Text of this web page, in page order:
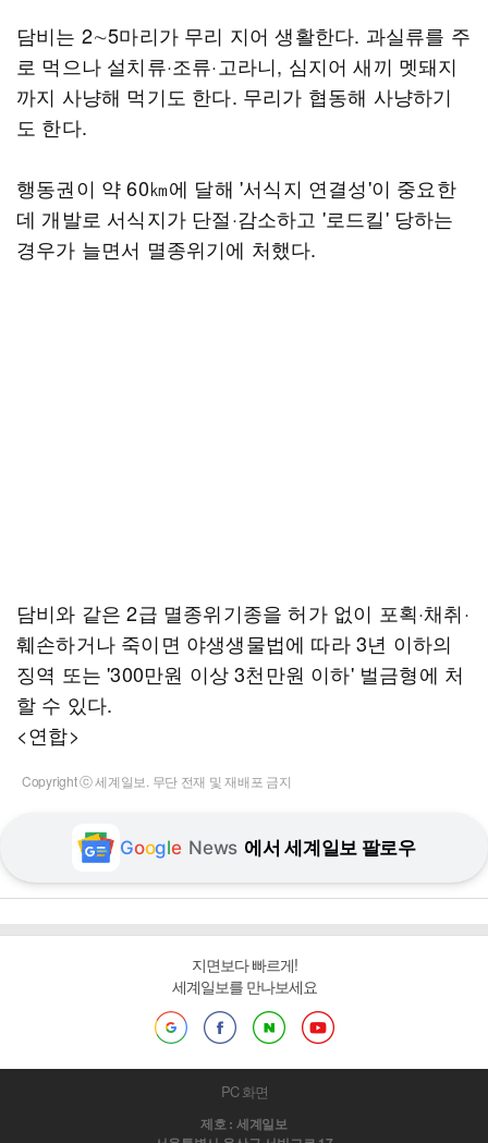
담비는 2∼5마리가 무리 지어 생활한다. 과실류를 주
로 먹으나 설치류·조류·고라니, 심지어 새끼 멧돼지
까지 사냥해 먹기도 한다. 무리가 협동해 사냥하기
도 한다.
행동권이 약 60㎞에 달해 '서식지 연결성'이 중요한
데 개발로 서식지가 단절·감소하고 '로드킬' 당하는
경우가 늘면서 멸종위기에 처했다.
담비와 같은 2급 멸종위기종을 허가 없이 포획·채취·
훼손하거나 죽이면 야생생물법에 따라 3년 이하의
징역 또는 '300만원 이상 3천만원 이하' 벌금형에 처
할 수 있다.
<연합>
Copyright ⓒ 세계일보. 무단 전재 및 재배포 금지
Google News 에서 세계일보 팔로우
지면보다 빠르게!
세계일보를 만나보세요
PC 화면
제호 : 세계일보